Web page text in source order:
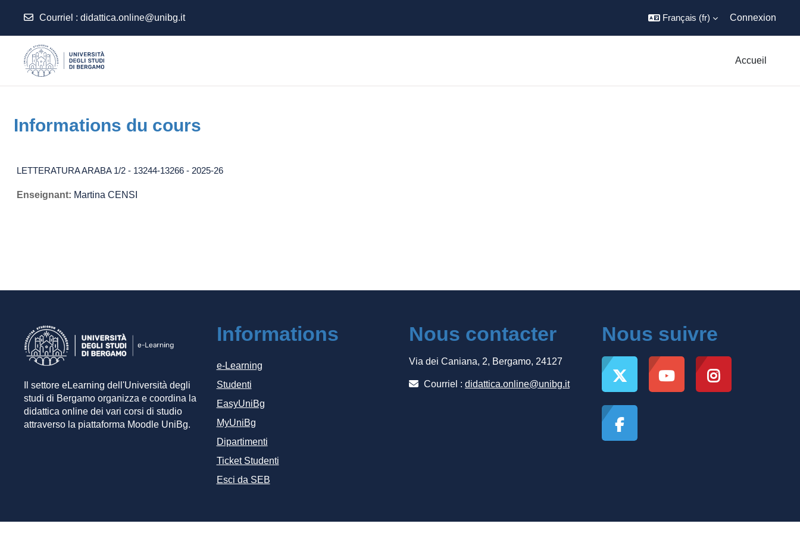
Courriel : didattica.online@unibg.it Français ‎(fr)‎ Connexion
Accueil
Informations du cours
LETTERATURA ARABA 1/2 - 13244-13266 - 2025-26
Enseignant: Martina CENSI
Il settore eLearning dell'Università degli
studi di Bergamo organizza e coordina la
didattica online dei vari corsi di studio
attraverso la piattaforma Moodle UniBg.
Informations
e-Learning
Studenti
EasyUniBg
MyUniBg
Dipartimenti
Ticket Studenti
Esci da SEB
Nous contacter
Via dei Caniana, 2, Bergamo, 24127
Courriel : didattica.online@unibg.it
Nous suivre